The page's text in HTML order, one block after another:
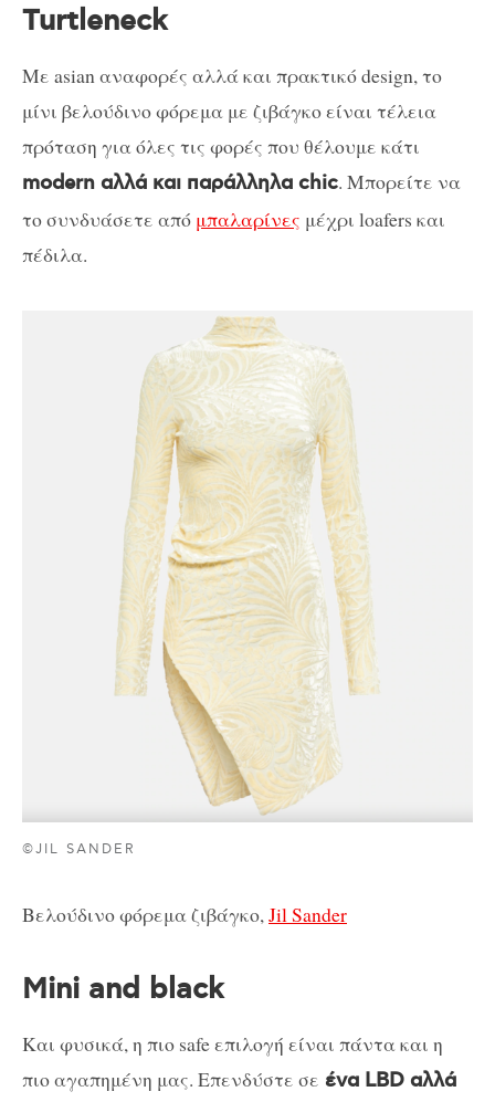
Turtleneck
Με asian αναφορές αλλά και πρακτικό design, το
μίνι βελούδινο φόρεμα με ζιβάγκο είναι τέλεια
πρόταση για όλες τις φορές που θέλουμε κάτι
modern αλλά και παράλληλα chic. Μπορείτε να
το συνδυάσετε από μπαλαρίνες μέχρι loafers και
πέδιλα.
©JIL SANDER
Βελούδινο φόρεμα ζιβάγκο, Jil Sander
Mini and black
Και φυσικά, η πιο safe επιλογή είναι πάντα και η
πιο αγαπημένη μας. Επενδύστε σε ένα LBD αλλά